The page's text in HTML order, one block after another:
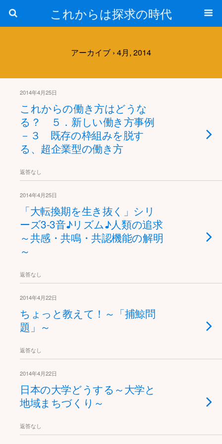
これからは探求の時代
アーカイブ › 4月, 2014
2014年4月25日
これからの働き方はどうな
る？ ５．新しい働き方事例
－３ 既存の枠組みを脱す
る、超企業型の働き方
返答なし
2014年4月25日
「大転換期を生き抜く」シリ
ーズ3-3音♪リズム♪人類の追求
～共感・共鳴・共認機能の解明
～
返答なし
2014年4月22日
ちょっと教えて！～「捕鯨問
題」～
返答なし
2014年4月22日
日本の大学どうする～大学と
地域まちづくり～
返答なし